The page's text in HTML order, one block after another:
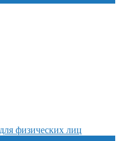
физических лиц